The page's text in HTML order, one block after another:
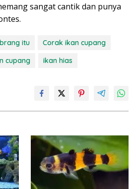
sangat cantik dan punya
itu
Corak ikan cupang
cupang ikan hias